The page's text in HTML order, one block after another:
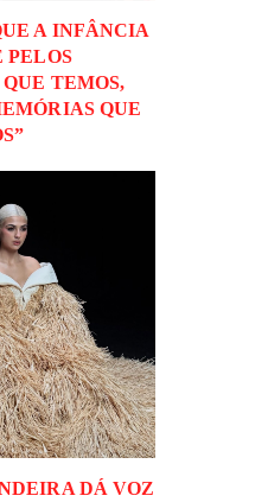
A INFÂNCIA
PELOS
TEMOS,
QUE
DÁ VOZ